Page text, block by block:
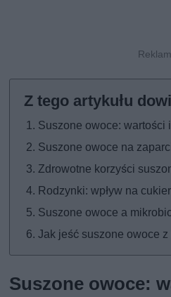
Suszone owoce: wartości
Suszone owoce na
Zdrowotne korzyści
Rodzynki: wpływ na
Suszone owoce a
Jak jeść suszone owoce z
Suszone owoce: